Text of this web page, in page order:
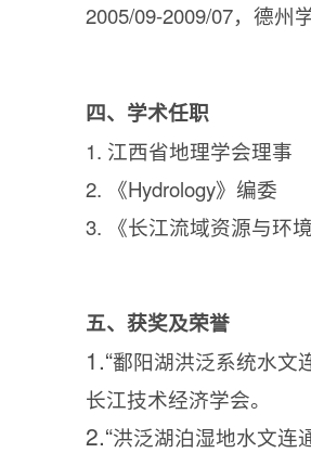
2005/09-2009/07，德州
四、学术任职
1. 江西省地理学会理事
2.
《Hydrology》编委
3.
《长江流域资源与环
五、获奖及荣誉
1.“鄱阳湖洪泛系统水文
长江技术经济学会。
2.“洪泛湖泊湿地水文连